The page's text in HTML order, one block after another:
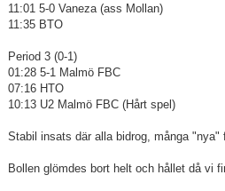
11:01 5-0 Vaneza (ass Mollan)
11:35 BTO
Period 3 (0-1)
01:28 5-1 Malmö FBC
07:16 HTO
10:13 U2 Malmö FBC (Hårt spel)
Stabil insats där alla bidrog, många "nya"
Bollen glömdes bort helt och hållet då vi